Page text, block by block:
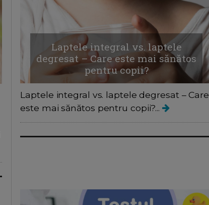
Laptele integral vs. laptele
degresat – Care este mai sănătos
pentru copii?
Laptele integral vs. laptele degresat – Care
este mai sănătos pentru copii?...